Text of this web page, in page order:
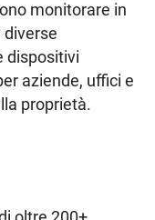
monitorare in
diverse
dispositivi
aziende, uffici e
proprietà.